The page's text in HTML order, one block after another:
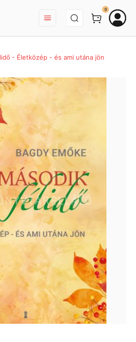
BEJELENTKEZÉS
0
- Életközép - és ami utána jön